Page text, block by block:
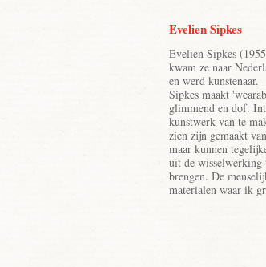
Evelien Sipkes
Evelien Sipkes
kwam ze naar
en werd kunstenaar.
Sipkes maakt
glimmend en dof.
kunstwerk van te
zien zijn gemaakt
maar kunnen
uit de wisselwerking
brengen. De
materialen waar ik